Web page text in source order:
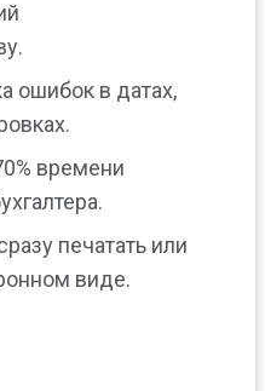
ошибок в датах,
времени
печатать или
виде.